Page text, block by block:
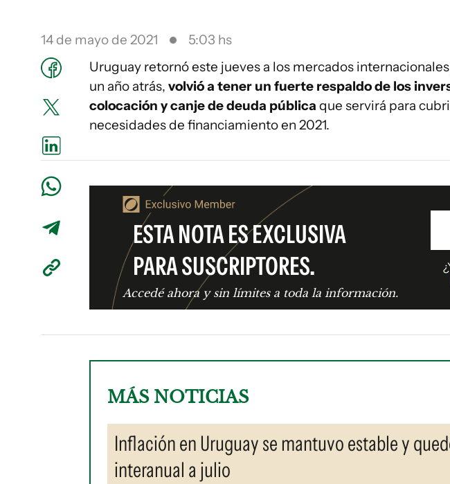
14 de mayo de 2021
5:03 hs
Uruguay retornó este jueves a los mercados
un año atrás, volvió a tener un fuerte respaldo de los
colocación y canje de deuda pública que servirá para
necesidades de financiamiento en 2021.
ESTA NOTA ES EXCLUSIVA
PARA SUSCRIPTORES.
Accedé ahora y sin límites a toda la información.
MÁS NOTICIAS
Inflación en Uruguay se mantuvo estable y
interanual a julio